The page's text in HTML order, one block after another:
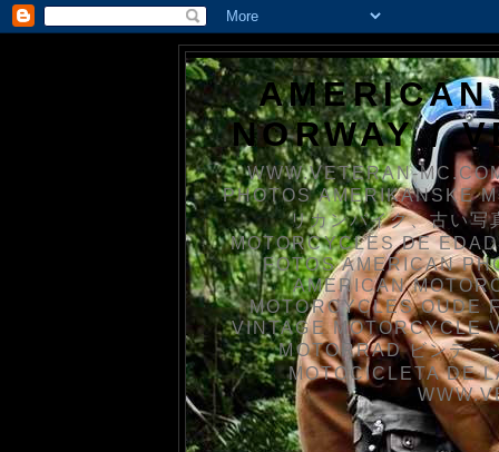
NORWAY /
WWW.VETERAN-
PHOTOS AMERIKANSKE
リカンバイク、古い
MOTORCYCLES DE
FOTOS AMERICAN
AMERICAN
MOTORCYCLES OUDE
VINTAGE MOTORCYCLE
MOTORRAD ビンテ
MOTOCICLETA DE